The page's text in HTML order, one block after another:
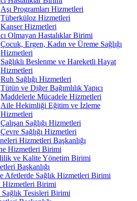
Aşı Programları Hizmetleri
Tüberküloz Hizmetleri
Kanser Hizmetleri
Olmayan Hastalıklar Birimi
Çocuk, Ergen, Kadın ve Üreme Sağlığı
Hizmetleri
Sağlıklı Beslenme ve Hareketli Hayat
Hizmetleri
Ruh Sağlığı Hizmetleri
Tütün ve Diğer Bağımlılık Yapıcı
Maddelerle Mücadele Hizmetleri
Aile Hekimliği Eğitim ve İzleme
Hizmetleri
Çalışan Sağlığı Hizmetleri
Çevre Sağlığı Hizmetleri
Hizmetleri Başkanlığı
Hizmetleri Birimi
ve Kalite Yönetim Birimi
Başkanlığı
Afetlerde Sağlık Hizmetleri Birimi
Hizmetleri Birimi
Tesisleri Birimi